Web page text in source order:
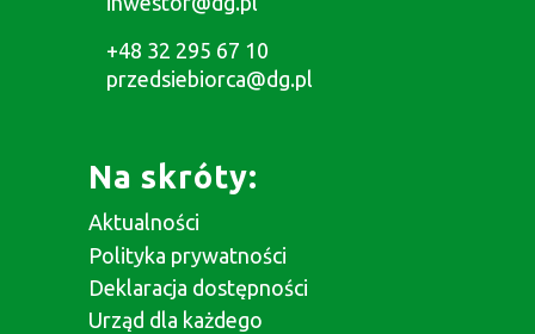
+48 32 295 67 10
przedsiebiorca@dg.pl
Na skróty:
Aktualności
Polityka prywatności
Deklaracja dostępności
Urząd dla każdego